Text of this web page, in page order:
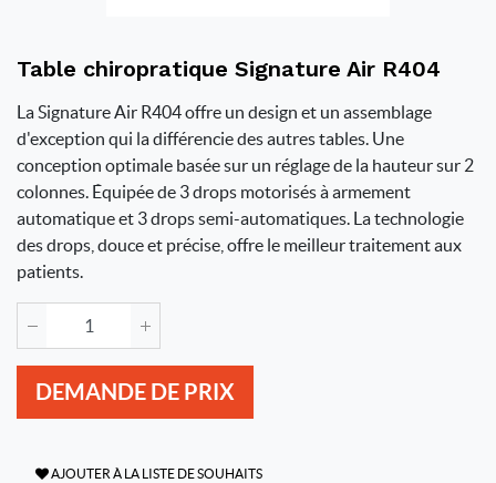
Table chiropratique Signature Air R404
La Signature Air R404 offre un design et un assemblage
d'exception qui la différencie des autres tables. Une
conception optimale basée sur un réglage de la hauteur sur 2
colonnes. Équipée de 3 drops motorisés à armement
automatique et 3 drops semi-automatiques. La technologie
des drops, douce et précise, offre le meilleur traitement aux
patients.
DEMANDE DE PRIX
AJOUTER À LA LISTE DE SOUHAITS